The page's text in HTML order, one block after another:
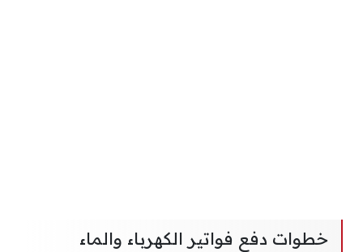
خطوات دفع فواتير الكهرباء والماء